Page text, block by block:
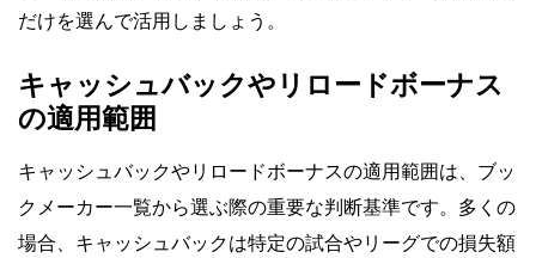
だけを選んで活用しましょう。
キャッシュバックやリロードボーナス
の適用範囲
キャッシュバックやリロードボーナスの適用範囲は、ブッ
クメーカー一覧から選ぶ際の重要な判断基準です。多くの
場合、キャッシュバックは特定の試合やリーグでの損失額